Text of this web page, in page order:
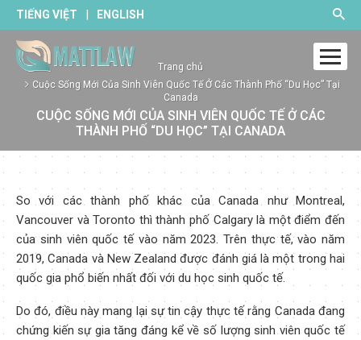
TIẾNG VIỆT | ENGLISH
Trang chủ
Cuộc Sống Mới Của Sinh Viên Quốc Tế Ở Các Thành Phố “Du Học” Tại
Canada
CUỘC SỐNG MỚI CỦA SINH VIÊN QUỐC TẾ Ở CÁC
THÀNH PHỐ “DU HỌC” TẠI CANADA
So với các thành phố khác của Canada như Montreal,
Vancouver và Toronto thì thành phố Calgary là một điểm đến
của sinh viên quốc tế vào năm 2023. Trên thực tế, vào năm
2019, Canada và New Zealand được đánh giá là một trong hai
quốc gia phổ biến nhất đối với du học sinh quốc tế.
Do đó, điều này mang lại sự tin cậy thực tế rằng Canada đang
chứng kiến sự gia tăng đáng kể về số lượng sinh viên quốc tế